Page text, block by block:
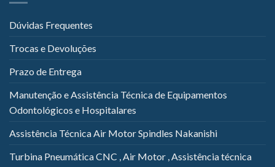
Dúvidas Frequentes
Trocas e Devoluções
Prazo de Entrega
Manutenção e Assistência Técnica de Equipamentos
Odontológicos e Hospitalares
Assistência Técnica Air Motor Spindles Nakanishi
Turbina Pneumática CNC , Air Motor , Assistência técnica